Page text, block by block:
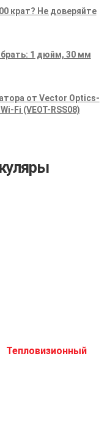
крат? Не доверяйте
1 дюйм, 30 мм
от Vector Optics-
Fi (VEOT-RSS08)